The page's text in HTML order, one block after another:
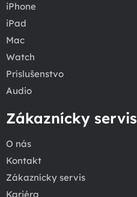
iPhone
iPad
Mac
Watch
Príslušenstvo
Audio
Zákaznícky servis
O nás
Kontakt
Zákaznícky servis
Kariéra